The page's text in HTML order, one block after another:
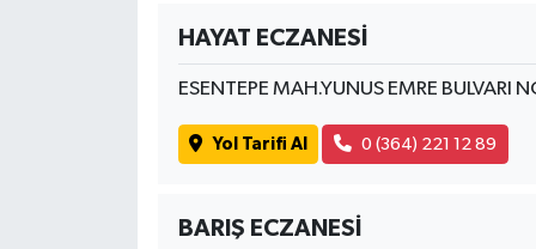
HAYAT ECZANESİ
ESENTEPE MAH.YUNUS EMRE BULVARI
Yol Tarifi Al 0 (364) 221 12 89
BARIŞ ECZANESİ